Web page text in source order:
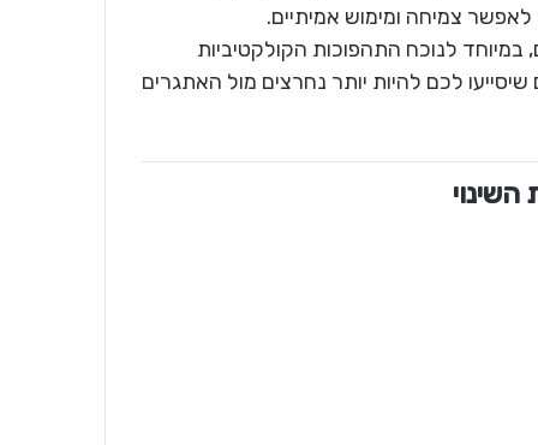
צמיחה ומימוש אמיתיים.
במיוחד לנוכח התהפוכות הקולקטיביות
לכם להיות יותר נחרצים מול האתגרים